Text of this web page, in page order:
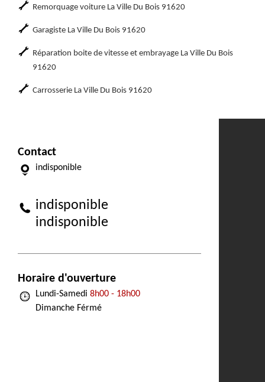
Remorquage voiture La Ville Du Bois 91620
Garagiste La Ville Du Bois 91620
Réparation boite de vitesse et embrayage La Ville Du Bois
91620
Carrosserie La Ville Du Bois 91620
Contact
indisponible
indisponible
indisponible
Horaire d'ouverture
Lundi-Samedi 8h00 - 18h00
Dimanche Férmé